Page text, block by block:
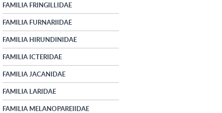
FAMILIA FRINGILLIDAE
FAMILIA FURNARIIDAE
FAMILIA HIRUNDINIDAE
FAMILIA ICTERIDAE
FAMILIA JACANIDAE
FAMILIA LARIDAE
FAMILIA MELANOPAREIIDAE